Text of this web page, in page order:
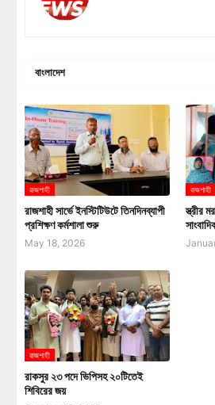
বাংলাদেশ
রাজশাহী
রাজশাহী সার্ভে ইনস্টিটিউটে তিনদিনব্যাপী
প্রশিক্ষণ কর্মশালা শুরু
May 18, 2026
রাজশাহী
স্ত্রীর
রাজশাহী
রাকসুর ২৩ পদে ভিপিসহ ২০টিতেই
শিবিরের জয়